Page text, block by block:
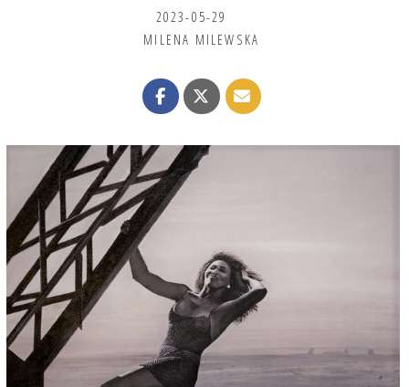
2023-05-29
MILENA MILEWSKA